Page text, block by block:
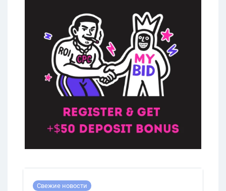
Свежие новости